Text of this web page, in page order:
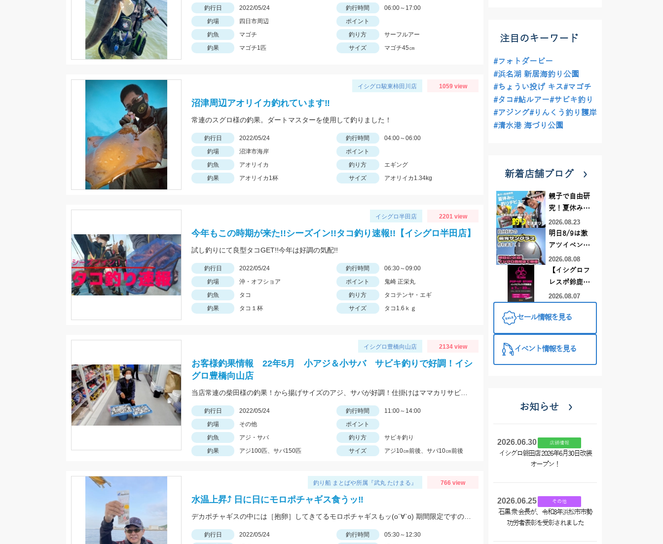
釣行日 2022/05/24 釣行時間
06:00～17:00
釣場
四日市周辺
ポイント
釣魚
マゴチ 釣り方
サーフルアー
釣果
マゴチ1匹 サイズ マゴチ45㎝
イシグロ駿東柿田川店 1059 view
沼津周辺アオリイカ釣れています‼
常連のスグロ様の釣果。ダートマスターを使用して釣りました！
釣行日 2022/05/24 釣行時間
04:00～06:00
釣場
沼津市海岸
ポイント
釣魚
アオリイカ 釣り方
エギング
釣果
アオリイカ1杯 サイズ アオリイカ1.34kg
イシグロ半田店 2201 view
今年もこの時期が来た!!シーズイン!!タコ釣り速報!!【イシグロ半田店】
試し釣りにて良型タコGET!!今年は好調の気配!!
釣行日 2022/05/24 釣行時間
06:30～09:00
釣場
沖・オフショア ポイント
鬼崎 正栄丸
釣魚
タコ 釣り方
タコテンヤ・エギ
釣果
タコ１杯 サイズ タコ1.6ｋｇ
イシグロ豊橋向山店 2134 view
お客様釣果情報 22年5月 小アジ＆小サバ サビキ釣りで好調！イシ
グロ豊橋向山店
釣行日 2022/05/24 釣行時間
11:00～14:00
釣場
その他
ポイント
釣魚
アジ・サバ 釣り方
サビキ釣り
釣果
アジ100匹、サバ150匹 サイズ アジ10㎝前後、サバ10㎝前後
釣り船 まとばや所属『武丸 たけまる』 766 view
水温上昇⤴︎ 日に日にモロポチャギス食うッ‼︎
釣行日 2022/05/24 釣行時間
05:30～12:30
注目のキーワード
#フォトダービー
#浜名湖 新居海釣り公園
#ちょうい投げ キス#マゴチ
#タコ#鮎ルアー#サビキ釣り
#アジング#りんくう釣り護岸
#清水港 海づり公園
新着店舗ブログ
親子で自由研
究！夏休みに
釣りデビュー
2026.08.23
明日8/9は激
アツイベント
日！！！～オ
ーダー偏光グ
ラス受注会～
2026.08.08
【イシグロフ
レスポ鈴鹿
店】2026年夏
UP STORE開
2026.08.07
セール情報を見る
イベント情報を見る
お知らせ
2026.06.30 店舗情報
イシグロ磐田店 2026年6月30日改装
オープン！
2026.06.25 その他
石黒 衆 会長が、令和8年浜松市市勢
功労者表彰を受彰されました